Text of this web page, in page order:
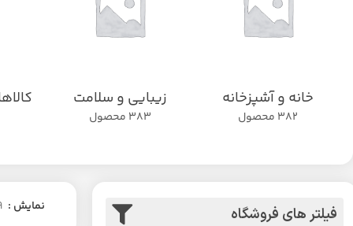
خانه و آشپزخانه
382 محصول
زیبایی و سلامت
383 محصول
فیلتر های فروشگاه نمایش